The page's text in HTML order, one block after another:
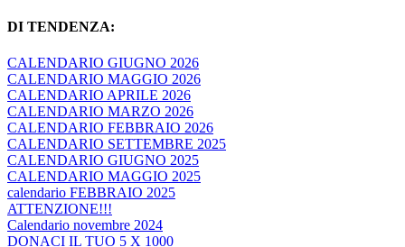
DI TENDENZA:
CALENDARIO GIUGNO 2026
CALENDARIO MAGGIO 2026
CALENDARIO APRILE 2026
CALENDARIO MARZO 2026
CALENDARIO FEBBRAIO 2026
CALENDARIO SETTEMBRE 2025
CALENDARIO GIUGNO 2025
CALENDARIO MAGGIO 2025
calendario FEBBRAIO 2025
ATTENZIONE!!!
Calendario novembre 2024
DONACI IL TUO 5 X 1000